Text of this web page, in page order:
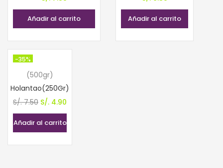
Añadir al carrito Añadir al carrito
-35%
(500gr)
Holantao(250Gr)
S/.7.50 El
precio
original
S/. 4.90
precio
Añadir al carrito